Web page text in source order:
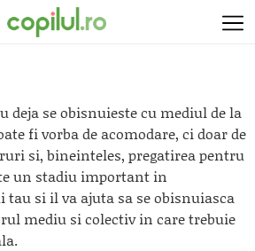
deja se obisnuieste cu mediul de la
fi vorba de acomodare, ci doar de
si, bineinteles, pregatirea pentru
un stadiu important in
tau si il va ajuta sa se obisnuiasca
mediu si colectiv in care trebuie